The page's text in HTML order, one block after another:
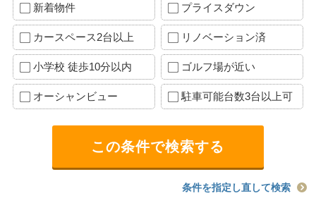
新着物件 プライスダウン
カースペース2台以上 リノベーション済
小学校 徒歩10分以内 ゴルフ場が近い
オーシャンビュー 駐車可能台数3台以上可
条件を指定し直して検索